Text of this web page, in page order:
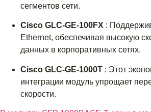
сегментов сети.
Cisco GLC-GE-100FX :
Ethernet, обеспечивая высокую
данных в корпоративных сетях.
Cisco GLC-GE-1000T : Этот
интеграции модуль упрощает
скорости.